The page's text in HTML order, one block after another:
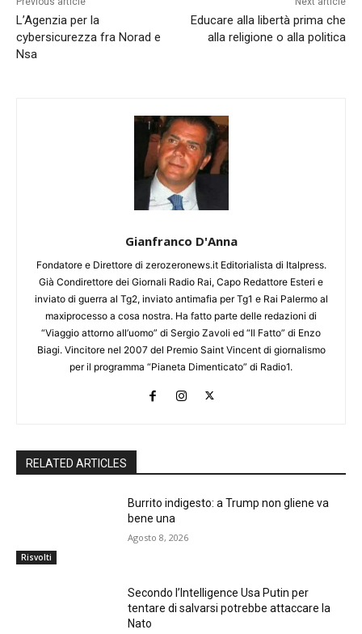
L’Agenzia per la
cybersicurezza fra Norad e
Nsa
Educare alla libertà prima che
alla religione o alla politica
Gianfranco D'Anna
Fondatore e Direttore di zerozeronews.it Editorialista di Italpress.
Già Condirettore dei Giornali Radio Rai, Capo Redattore Esteri e
inviato di guerra al Tg2, inviato antimafia per Tg1 e Rai Palermo al
maxiprocesso a cosa nostra. Ha fatto parte delle redazioni di
“Viaggio attorno all’uomo” di Sergio Zavoli ed “Il Fatto” di Enzo
Biagi. Vincitore nel 2007 del Premio Saint Vincent di giornalismo
per il programma “Pianeta Dimenticato” di Radio1.
RELATED ARTICLES
Risvolti
Burrito indigesto: a Trump non gliene va
bene una
Agosto 8, 2026
Secondo l’Intelligence Usa Putin per
tentare di salvarsi potrebbe attaccare la
Nato